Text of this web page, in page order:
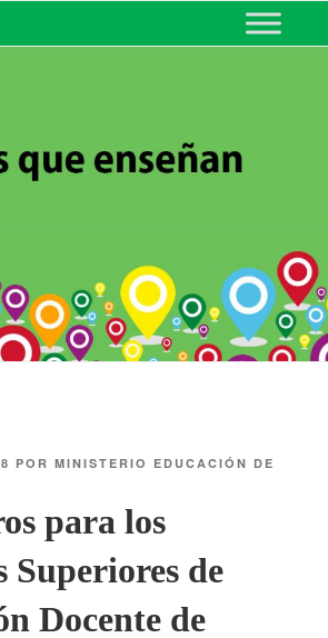
DE EDUCACIÓN
POR MINISTERIO EDUCACIÓN DE
para los
Superiores de
Docente de